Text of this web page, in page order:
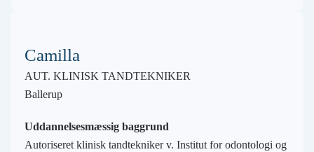
Camilla
AUT. KLINISK TANDTEKNIKER
Ballerup
Uddannelsesmæssig baggrund
Autoriseret klinisk tandtekniker v. Institut for odontologi og